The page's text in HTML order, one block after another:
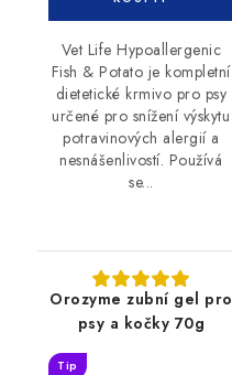
Vet Life Hypoallergenic
Fish & Potato je kompletní
dietetické krmivo pro psy
určené pro snížení výskytu
potravinových alergií a
nesnášenlivostí. Používá
se...
Orozyme zubní gel pro
psy a kočky 70g
Tip